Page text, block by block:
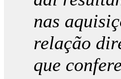
nas
relação
que